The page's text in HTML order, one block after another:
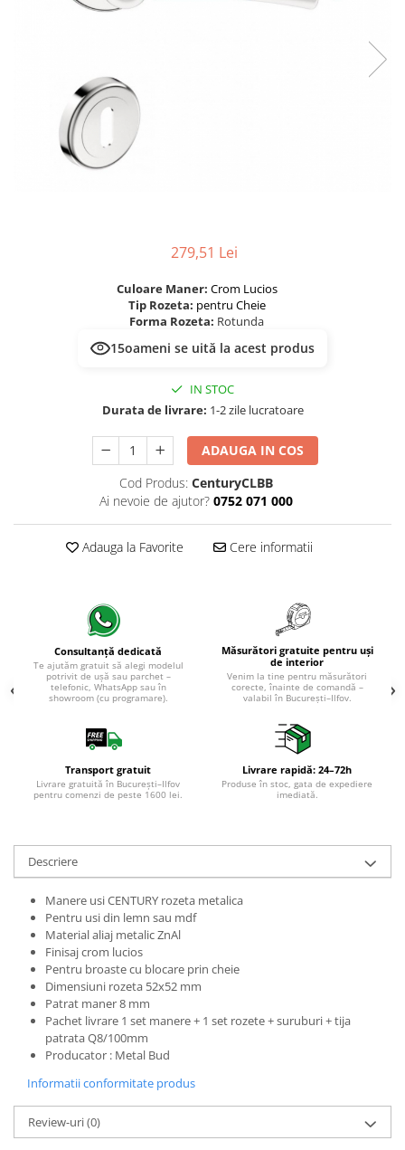
River 12 mm
Woodstock PRO 8mm
Woodstock XL 10mm
Woodstock XL 8mm
ADO Floor - SPC
Kronotex - Laminat
Advanced 8 mm
Evolution 12 mm
Herringbone 8 mm
Progress 10 mm
Robusto 12 mm
279,51 Lei
Culoare Maner: Crom Lucios
Tip Rozeta: pentru Cheie
Forma Rozeta: Rotunda
15oameni se uită la acest produs
IN STOC
Durata de livrare: 1-2 zile lucratoare
ADAUGA IN COS
Cod Produs: CenturyCLBB
Ai nevoie de ajutor? 0752 071 000
Adauga la Favorite Cere informatii
Consultanță dedicată
Te ajutăm gratuit să alegi modelul
potrivit de ușă sau parchet –
telefonic, WhatsApp sau în
showroom (cu programare).
Măsurători gratuite pentru uși
de interior
Venim la tine pentru măsurători
corecte, înainte de comandă –
valabil în București–Ilfov.
Transport gratuit
Livrare gratuită în București–Ilfov
pentru comenzi de peste 1600 lei.
Livrare rapidă: 24–72h
Produse în stoc, gata de expediere
imediată.
Descriere
Manere usi CENTURY rozeta metalica
Pentru usi din lemn sau mdf
Material aliaj metalic ZnAl
Finisaj crom lucios
Pentru broastecu blocare prin cheie
Dimensiuni rozeta 52x52 mm
Patrat maner 8 mm
Pachet livrare 1 set manere + 1 set rozete + suruburi + tija
patrata Q8/100mm
Producator : Metal Bud
Informatii conformitate produs
Review-uri(0)